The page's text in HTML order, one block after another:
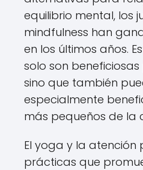
equilibrio mental, los
mindfulness han
en los últimos años.
solo son
sino que también
especialmente
más pequeños de la
El yoga y la atención
prácticas que